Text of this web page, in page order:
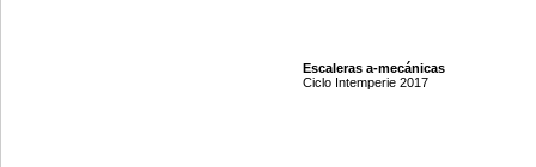
Escaleras a-mecánicas
Ciclo Intemperie 2017